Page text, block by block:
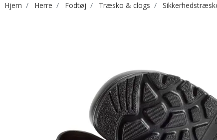
Hjem Herre Fodtøj Træsko & clogs